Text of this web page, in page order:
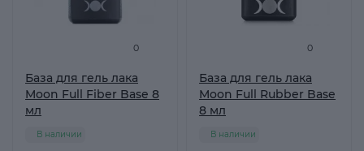
0
База для гель лака
Moon Full Fiber Base 8
мл
В наличии
0
База для гель лака
Moon Full Rubber Base
8 мл
В наличии